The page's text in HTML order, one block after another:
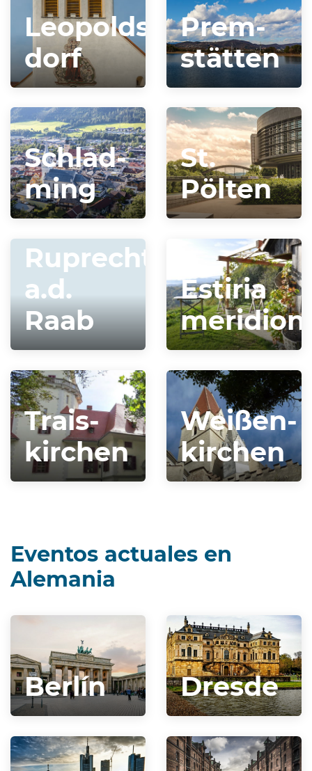
Leopolds­
dorf
Prem­
stätten
Schlad­
ming
St.
Pölten
St.
Ruprecht
a.d.
Raab
Estiria
Trais­
kirchen
Weißen­
kirchen
Eventos actuales en
Alemania
Berlín Dresde